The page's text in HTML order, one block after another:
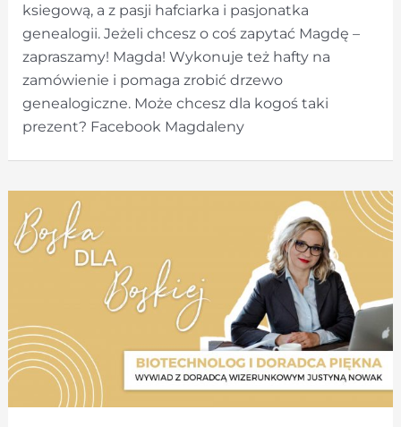
ksiegową, a z pasji hafciarka i pasjonatka
genealogii. Jeżeli chcesz o coś zapytać Magdę –
zapraszamy! Magda! Wykonuje też hafty na
zamówienie i pomaga zrobić drzewo
genealogiczne. Może chcesz dla kogoś taki
prezent? Facebook Magdaleny